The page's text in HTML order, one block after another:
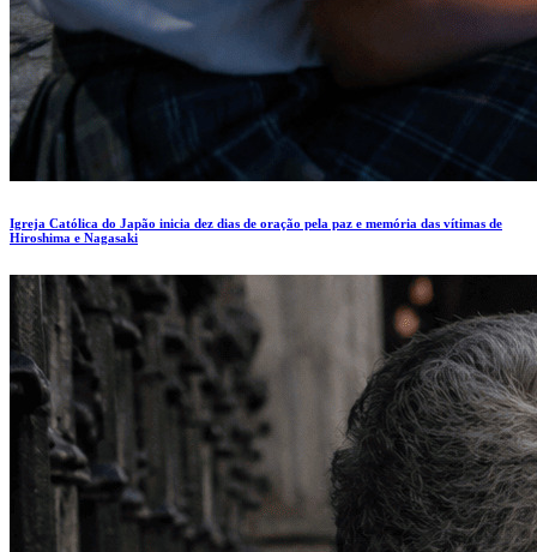
Igreja Católica do Japão inicia dez dias de oração pela paz e memória das vítimas de
Hiroshima e Nagasaki